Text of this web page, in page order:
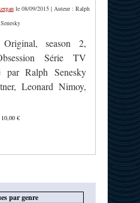
le 08/09/2015 | Auteur : Ralph
Senesky
season 2,
Série TV
par Ralph Senesky
Leonard Nimoy,
10,00 €
par genre